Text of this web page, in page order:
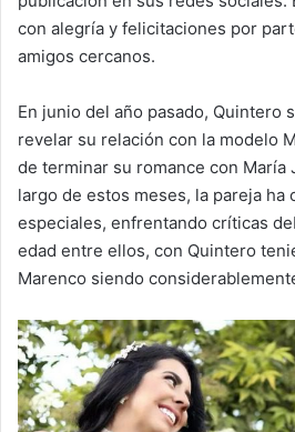
con alegría y felicitaciones por
amigos cercanos.
En junio del año pasado, Quintero
revelar su relación con la modelo
de terminar su romance con María
largo de estos meses, la pareja ha
especiales, enfrentando críticas
edad entre ellos, con Quintero
Marenco siendo